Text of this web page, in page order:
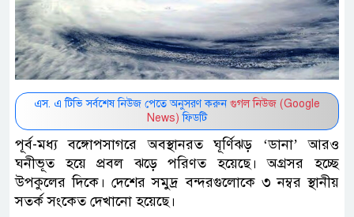
এস. এ টিভি সর্বশেষ নিউজ পেতে অনুসরণ করুন গুগল নিউজ (Google
News) ফিডটি
পূর্ব-মধ্য বঙ্গোপসাগরে অবস্থানরত ঘূর্ণিঝড় ‘ডানা’ আরও
ঘনীভূত হয়ে প্রবল ঝড়ে পরিণত হয়েছে। অগ্রসর হচ্ছে
উপকুলের দিকে। দেশের সমুদ্র বন্দরগুলোকে ৩ নম্বর স্থানীয়
সতর্ক সংকেত দেখানো হয়েছে।